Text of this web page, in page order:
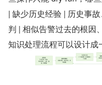
| 缺少历史经验 | 历史事
判 | 相似告警过去的根因
知识处理流程可以设计成